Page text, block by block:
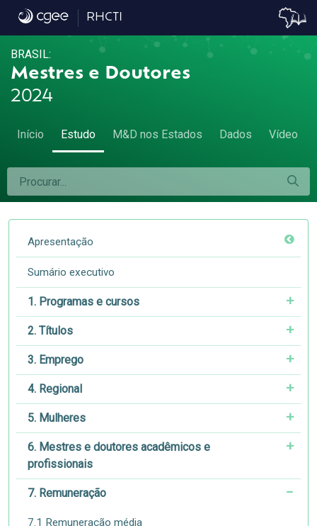
7.2 Remuneração 2, 5 e 10 anos após a
RHCTI
BRASIL:
Mestres e Doutores
2024
Início Estudo M&D nos Estados Dados Vídeo
Apresentação
Sumário executivo
1. Programas e cursos
2. Títulos
3. Emprego
4. Regional
5. Mulheres
6. Mestres e doutores acadêmicos e
profissionais
7. Remuneração
7.1 Remuneração média